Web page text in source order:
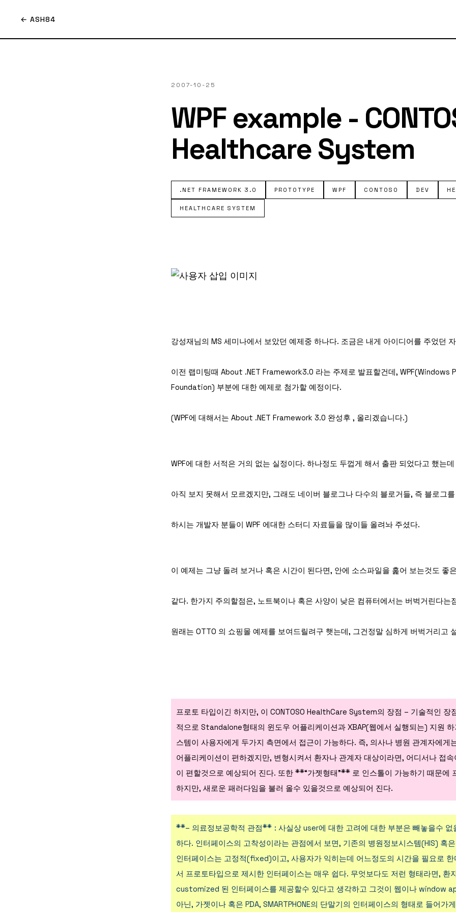
← ASH84
2007-10-25
WPF example -
Healthcare System
.NET FRAMEWORK 3.0 PROTOTYPE WPF CONTOSO DEV
HEALTHCARE SYSTEM
강성재님의 MS 세미나에서 보았던 예제중 하나다. 조금은 내게 아이디어를 주었던
이전 랩미팅때 About .NET Framework3.0 라는 주제로 발표할건데, WPF(Windows
Foundation) 부분에 대한 예제로 첨가할 예정이다.
(WPF에 대해서는 About .NET Framework 3.0 완성후 , 올리겠습니다.)
WPF에 대한 서적은 거의 없는 실정이다. 하나정도 두껍게 해서 출판 되었다고 했는데
아직 보지 못해서 모르겠지만, 그래도 네이버 블로그나 다수의 블로거들, 즉 블로그를
하시는 개발자 분들이 WPF 에대한 스터디 자료들을 많이들 올려놔 주셨다.
이 예제는 그냥 돌려 보거나 혹은 시간이 된다면, 안에 소스파일을 훑어 보는것도 좋
같다. 한가지 주의할점은, 노트북이나 혹은 사양이 낮은 컴퓨터에서는 버벅거린다는
원래는 OTTO 의 쇼핑몰 예제를 보여드릴려구 햇는데, 그건정말 심하게 버벅거리고
프로토 타입이긴 하지만, 이 CONTOSO HealthCare System의 장점 – 기술적인 장
적으로 Standalone형태의 윈도우 어플리케이션과 XBAP(웹에서 실행되는) 지원 하
스템이 사용자에게 두가지 측면에서 접근이 가능하다. 즉, 의사나 병원 관계자에게
어플리케이션이 편하겠지만, 변형시켜서 환자나 관계자 대상이라면, 어디서나 접
이 편할것으로 예상되어 진다. 또한 **“가젯형태”** 로 인스톨이 가능하기 때문에
하지만, 새로운 패러다임을 불러 올수 있을것으로 예상되어 진다.
**– 의료정보공학적 관점** : 사실상 user에 대한 고려에 대한 부분은 빼놓을수 없
하다. 인터페이스의 고착성이라는 관점에서 보면, 기존의 병원정보시스템(HIS) 혹은
인터페이스는 고정적(fixed)이고, 사용자가 익히는데 어느정도의 시간을 필요로 한
서 프로토타입으로 제시한 인터페이스는 매우 쉽다. 무엇보다도 저런 형태라면, 환
customized 된 인터페이스를 제공할수 있다고 생각하고 그것이 웹이나 window
아닌, 가젯이나 혹은 PDA, SMARTPHONE의 단말기의 인터페이스의 형태로 들어가